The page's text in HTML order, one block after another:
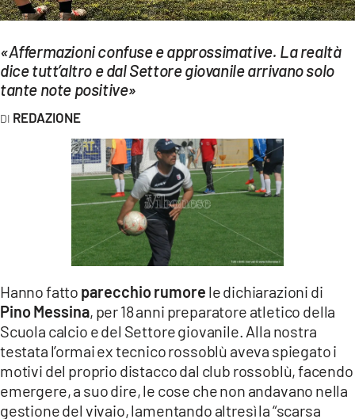
LAC TV
LAC NETWORK
LAC ONAIR
LACPLAY.IT
LACONAIR.IT
ILREGGINO.IT
COSENZACHANNEL.IT
ILVIBONESE.IT
CATANZAROCHANNEL.IT
«Affermazioni confuse e approssimative. La realtà
dice tutt’altro e dal Settore giovanile arrivano solo
tante note positive»
REDAZIONE
Hanno fatto parecchio rumore le dichiarazioni di
Pino Messina, per 18 anni preparatore atletico della
Scuola calcio e del Settore giovanile. Alla nostra
testata l’ormai ex tecnico rossoblù aveva spiegato i
motivi del proprio distacco dal club rossoblù, facendo
emergere, a suo dire, le cose che non andavano nella
gestione del vivaio, lamentando altresì la “scarsa